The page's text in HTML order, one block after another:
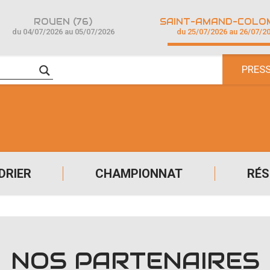
CHAMPIONNAT
ROUEN (76)
du 04/07/2026 au 05/07/2026 du 25/07/2026 au 26/07/
NOS PARTENAIRES